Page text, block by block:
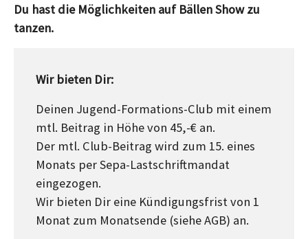
Du hast die Möglichkeiten auf Bällen Show zu
tanzen.
Wir bieten Dir:
Deinen Jugend-Formations-Club mit einem
mtl. Beitrag in Höhe von 45,-€ an.
Der mtl. Club-Beitrag wird zum 15. eines
Monats per Sepa-Lastschriftmandat
eingezogen.
Wir bieten Dir eine Kündigungsfrist von 1
Monat zum Monatsende (siehe AGB) an.